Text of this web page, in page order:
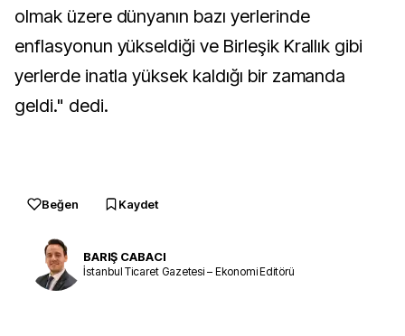
olmak üzere dünyanın bazı yerlerinde
enflasyonun yükseldiği ve Birleşik Krallık gibi
yerlerde inatla yüksek kaldığı bir zamanda
geldi." dedi.
Beğen Kaydet
BARIŞ CABACI
İstanbul Ticaret Gazetesi – Ekonomi Editörü